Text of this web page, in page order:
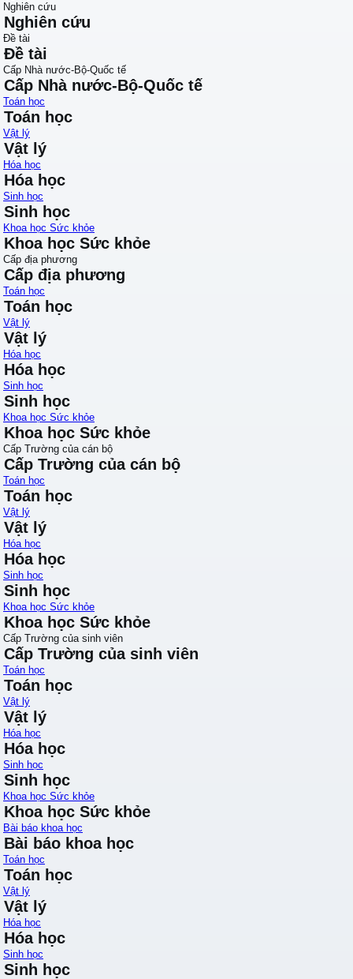
Nghiên cứu
Nghiên cứu
Đề tài
Đề tài
Cấp Nhà nước-Bộ-Quốc tế
Cấp Nhà nước-Bộ-Quốc tế
Toán học
Toán học
Vật lý
Vật lý
Hóa học
Hóa học
Sinh học
Sinh học
Khoa học Sức khỏe
Khoa học Sức khỏe
Cấp địa phương
Cấp địa phương
Toán học
Toán học
Vật lý
Vật lý
Hóa học
Hóa học
Sinh học
Sinh học
Khoa học Sức khỏe
Khoa học Sức khỏe
Cấp Trường của cán bộ
Cấp Trường của cán bộ
Toán học
Toán học
Vật lý
Vật lý
Hóa học
Hóa học
Sinh học
Sinh học
Khoa học Sức khỏe
Khoa học Sức khỏe
Cấp Trường của sinh viên
Cấp Trường của sinh viên
Toán học
Toán học
Vật lý
Vật lý
Hóa học
Hóa học
Sinh học
Sinh học
Khoa học Sức khỏe
Khoa học Sức khỏe
Bài báo khoa học
Bài báo khoa học
Toán học
Toán học
Vật lý
Vật lý
Hóa học
Hóa học
Sinh học
Sinh học